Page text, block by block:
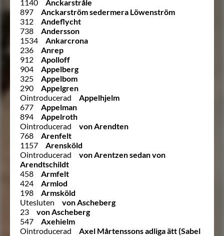
1140
Anckarstråle
897
Anckarström sedermera Löwenström
312
Andeflycht
738
Andersson
1534
Ankarcrona
236
Anrep
912
Apolloff
904
Appelberg
325
Appelbom
290
Appelgren
Ointroducerad
Appelhjelm
677
Appelman
894
Appelroth
Ointroducerad
von Arendten
768
Arenfelt
1157
Arensköld
Ointroducerad
von Arentzen sedan von
Arendtschildt
458
Armfelt
424
Armlod
198
Armsköld
Utesluten
von Ascheberg
23
von Ascheberg
547
Axehielm
Ointroducerad
Axel Mårtenssons adliga ätt (Sabel